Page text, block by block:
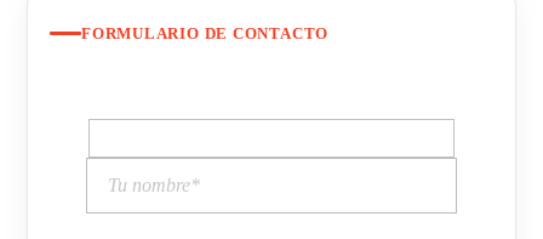
FORMULARIO DE CONTACTO